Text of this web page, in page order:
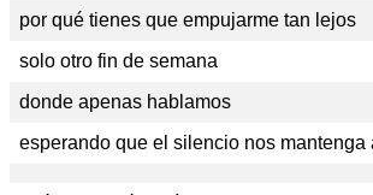
por qué tienes que empujarme tan lejos
solo otro fin de semana
donde apenas hablamos
esperando que el silencio nos mantenga